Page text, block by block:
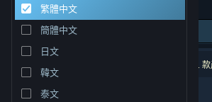
客服
變更語言
取得 Steam 行動應用程式
繁體中文
簡體中文
日文
韓文
泰文
排序依據 相關性
0 項相符的搜尋結果。 已根據您的偏好設定排除 1 款